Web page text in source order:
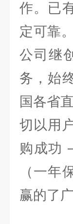
作。已
定可靠
公司继
务，始
国各省
切以用
购成功
（一年
赢的了